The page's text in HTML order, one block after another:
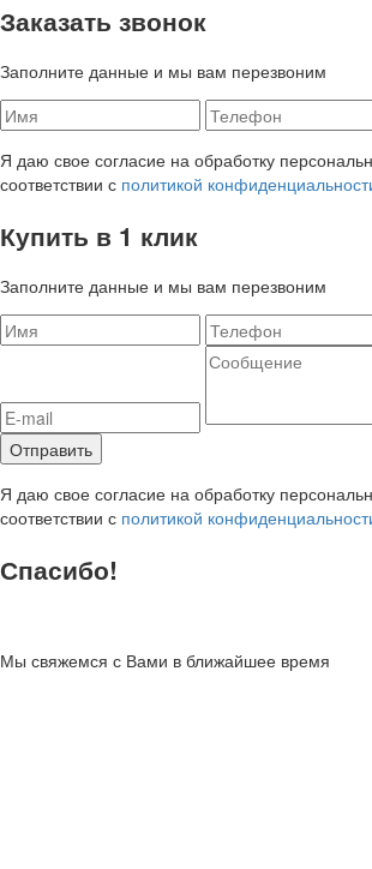
Заказать звонок
Заполните данные и мы вам перезвоним
Я даю свое согласие на обработку
соответствии с политикой
Купить в 1 клик
Заполните данные и мы вам перезвоним
Я даю свое согласие на обработку
соответствии с политикой
Спасибо!
Мы свяжемся с Вами в ближайшее время